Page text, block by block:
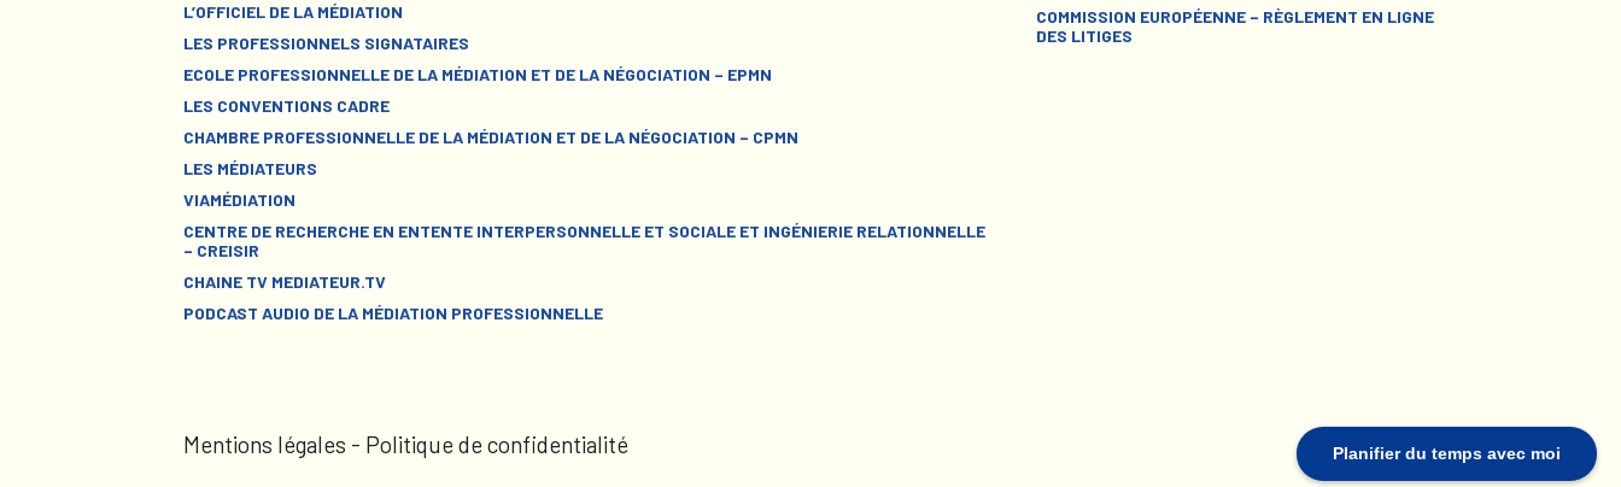
Planifier du temps avec moi
L’OFFICIEL DE LA MÉDIATION
LES PROFESSIONNELS SIGNATAIRES
ECOLE PROFESSIONNELLE DE LA MÉDIATION ET DE LA NÉGOCIATION – EPMN
LES CONVENTIONS CADRE
CHAMBRE PROFESSIONNELLE DE LA MÉDIATION ET DE LA NÉGOCIATION – CPMN
LES MÉDIATEURS
VIAMÉDIATION
CENTRE DE RECHERCHE EN ENTENTE INTERPERSONNELLE ET SOCIALE ET INGÉNIERIE RELATIONNELLE
– CREISIR
CHAINE TV MEDIATEUR.TV
PODCAST AUDIO DE LA MÉDIATION PROFESSIONNELLE
COMMISSION EUROPÉENNE – RÈGLEMENT EN LIGNE
DES LITIGES
Mentions légales - Politique de confidentialité